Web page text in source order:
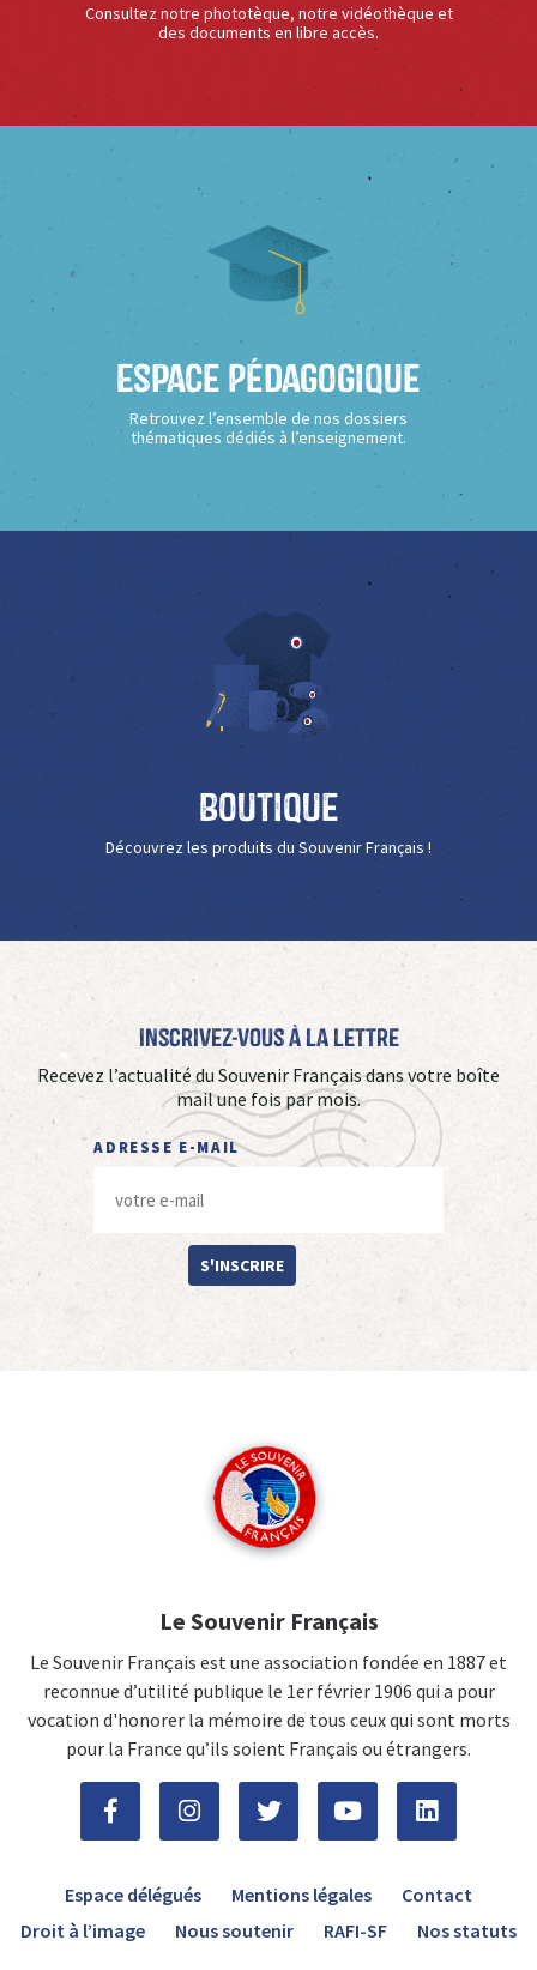
Consultez notre phototèque, notre vidéothèque et
des documents en libre accès.
Espace Pédagogique
Retrouvez l’ensemble de nos dossiers
thématiques dédiés à l’enseignement.
Boutique
Découvrez les produits du Souvenir Français !
Inscrivez-vous à La Lettre
Recevez l’actualité du Souvenir Français dans votre boîte
mail une fois par mois.
ADRESSE E-MAIL
S'INSCRIRE
Le Souvenir Français
Le Souvenir Français est une association fondée en 1887 et
reconnue d’utilité publique le 1er février 1906 qui a pour
vocation d'honorer la mémoire de tous ceux qui sont morts
pour la France qu’ils soient Français ou étrangers.
Espace délégués Mentions légales
Contact
Droit à l’image
Nous soutenir RAFI-SF Nos statuts